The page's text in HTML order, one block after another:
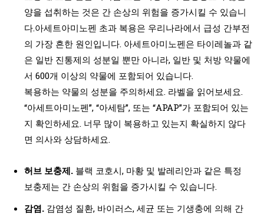
양을 섭취하는 것은 간 손상의 위험을 증가시킬 수 있습니
다.아세트아미노펜 초과 복용은 우리나라에서 급성 간부전
의 가장 흔한 원인입니다. 아세트아미노펜은 타이레놀과 같
은 일반 진통제의 성분일 뿐만 아니라, 일반 및 처방 약물에
서 600개 이상의 약물에 포함되어 있습니다.
복용하는 약물의 성분을 주의하세요. 라벨을 읽어보세요.
“아세트아미노펜”, “아세탐”, 또는 “APAP”가 포함되어 있는
지 확인하세요. 너무 많이 복용하고 있는지 확실하지 않다
면 의사와 상담하세요.
허브 보충제. 블랙 코호시, 마황 및 발레리안과 같은 특정
보충제는 간 손상의 위험을 증가시킬 수 있습니다.
감염. 감염성 질환, 바이러스, 세균 또는 기생충에 의해 간